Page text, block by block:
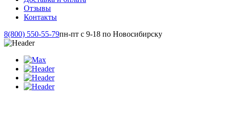
Отзывы
Контакты
8(800) 550-55-79пн-пт с 9-18 по Новосибирску